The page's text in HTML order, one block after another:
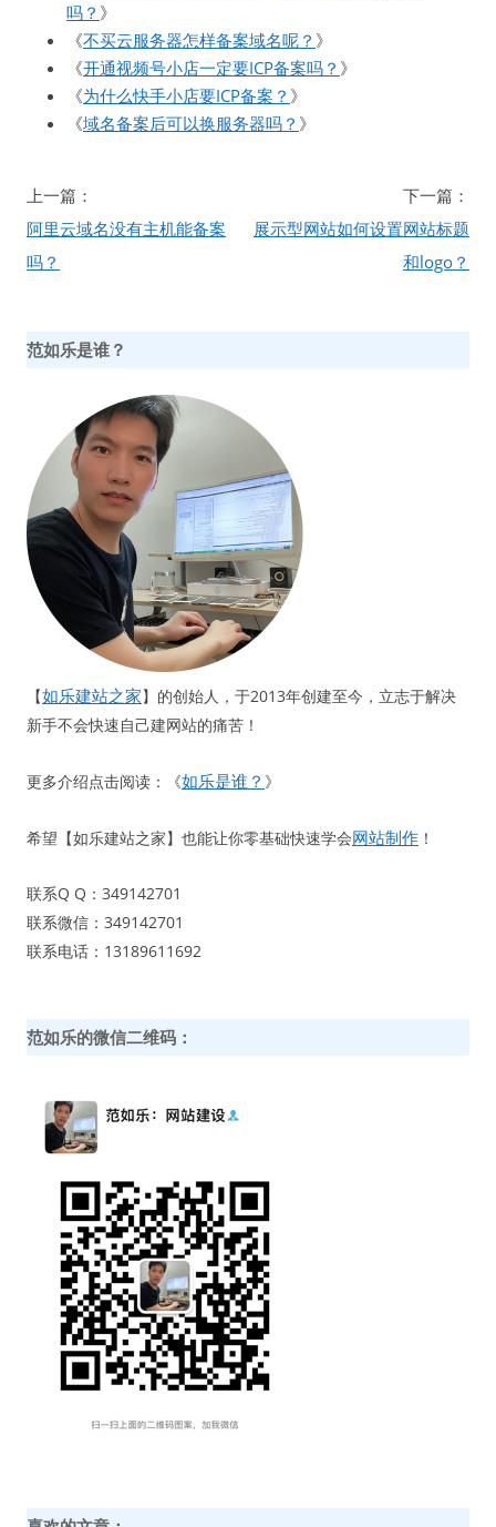
吗？ 》
《不买云服务器怎样备案域名呢？ 》
《开通视频号小店一定要ICP备案吗？ 》
《为什么快手小店要ICP备案？ 》
《域名备案后可以换服务器吗？ 》
文
章
导
上一篇：
阿里云域名没有主机能备案
吗？
下一篇：
展示型网站如何设置网站标题
和logo？
范如乐是谁？
【如乐建站之家】的创始人，于2013年创建至今，立志于解决
新手不会快速自己建网站的痛苦！
更多介绍点击阅读：《如乐是谁？ 》
希望【如乐建站之家】也能让你零基础快速学会网站制作 ！
联系Q Q：349142701
联系微信：349142701
联系电话：13189611692
范如乐的微信二维码：